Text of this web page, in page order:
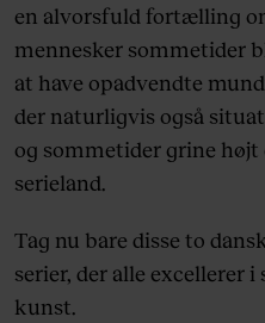
en alvorsfuld fortælling
mennesker sommetider
at have opadvendte
der naturligvis også
og sommetider grine højt
serieland.
Tag nu bare disse to
serier, der alle excellerer
kunst.